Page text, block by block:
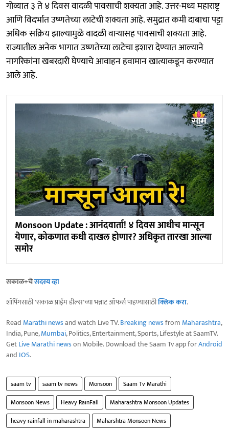
गोव्यात ३ ते ४ दिवस वादळी पावसाची शक्यता आहे. उत्तर-मध्य महाराष्ट्र
आणि विदर्भात उष्णतेच्या लाटेची शक्यता आहे. समुद्रात कमी दाबाचा पट्टा
अधिक सक्रिय झाल्यामुळे वादळी वाऱ्यासह पावसाची शक्यता आहे.
राज्यातील अनेक भागात उष्णतेच्या लाटेचा इशारा देण्यात आल्याने
नागरिकांना खबरदारी घेण्याचे आवाहन हवामान खात्याकडून करण्यात
आले आहे.
Monsoon Update : आनंदवार्ता! ४ दिवस आधीच मान्सून
येणार, कोकणात कधी दाखल होणार? अधिकृत तारखा आल्या
समोर
सकाळ+चेसदस्य व्हा
शॉपिंगसाठी 'सकाळ प्राईम डील्स'च्या भन्नाट ऑफर्स पाहण्यासाठीक्लिक करा.
Read Marathi newsand watch Live TV.Breaking newsfrom Maharashtra,
India, Pune,Mumbai, Politics, Entertainment, Sports, Lifestyle at SaamTV.
GetLive Marathi newson Mobile. Download the Saam Tv app forAndroid
and IOS.
saam tv saam tv news Monsoon
Saam Tv Marathi
Monsoon News
Heavy RainFall
Maharashtra Monsoon Updates
heavy rainfall in maharashtra
Maharshtra Monsoon News